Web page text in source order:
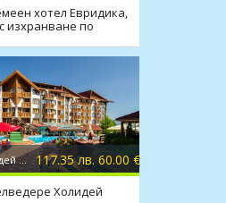
хотел Евридика,
изхранване по
Белведере Холидей Клуб 4*, Банско 117.35 лв. 60.00 €
Холидей